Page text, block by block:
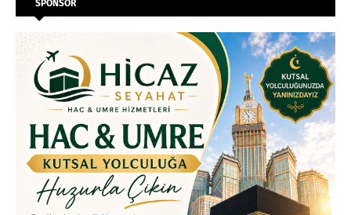
SPONSOR